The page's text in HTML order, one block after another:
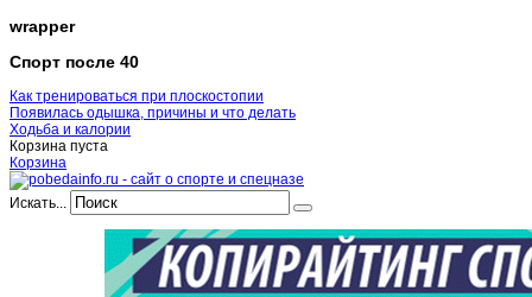
wrapper
Спорт после 40
Как тренироваться при плоскостопии
Появилась одышка, причины и что делать
Ходьба и калории
Корзина пуста
Корзина
Искать...